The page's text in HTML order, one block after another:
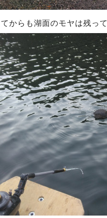
からも湖面のモヤは残っ